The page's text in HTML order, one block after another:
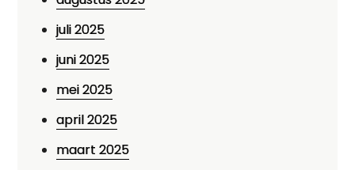
juli 2025
juni 2025
mei 2025
april 2025
maart 2025